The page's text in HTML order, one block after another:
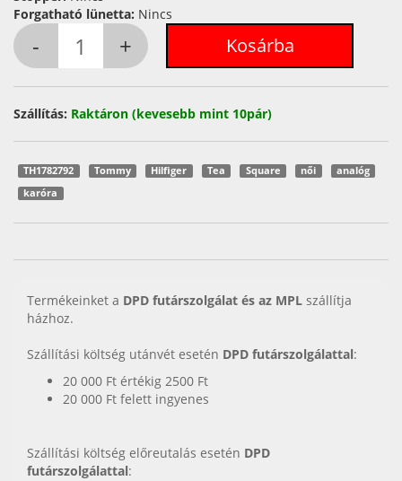
Forgatható lünetta: Nincs
Szállítás: Raktáron (kevesebb mint 10pár)
TH1782792 Tommy Hilfiger Tea Square női
analóg
karóra
Termékeinket a DPD futárszolgálat és az MPL szállítja
házhoz.
Szállítási költség utánvét esetén DPD futárszolgálattal:
20 000 Ft értékig 2500 Ft
20 000 Ft felett ingyenes
Szállítási költség előreutalás esetén DPD
futárszolgálattal: